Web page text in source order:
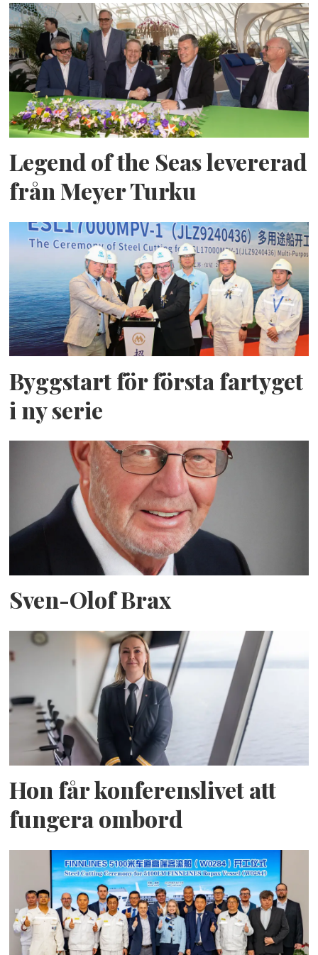
Legend of the Seas levererad
från Meyer Turku
Byggstart för första fartyget
i ny serie
Sven-Olof Brax
Hon får konferenslivet att
fungera ombord